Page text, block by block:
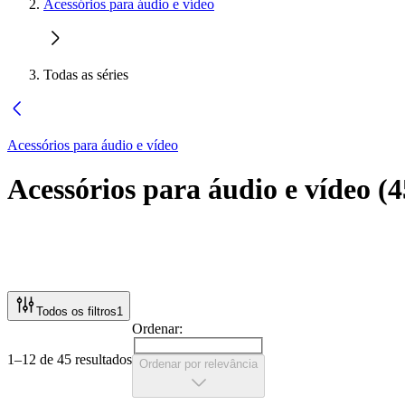
Acessórios para áudio e vídeo
Todas as séries
Acessórios para áudio e vídeo
Acessórios para áudio e vídeo (
Todos os filtros1
1–12 de 45 resultados
Ordenar:
Ordenar por relevância